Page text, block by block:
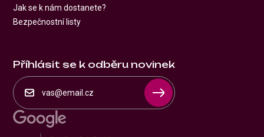
Jak se k nám dostanete?
Bezpečnostní listy
Příhlásit se k odběru novinek